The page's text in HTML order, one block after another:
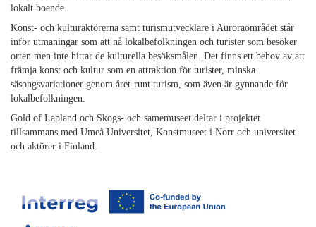
lokalt boende.
Konst- och kulturaktörerna samt turismutvecklare i Auroraområdet står
inför utmaningar som att nå lokalbefolkningen och turister som besöker
orten men inte hittar de kulturella besöksmålen. Det finns ett behov av att
främja konst och kultur som en attraktion för turister, minska
säsongsvariationer genom året-runt turism, som även är gynnande för
lokalbefolkningen.
Gold of Lapland och Skogs- och samemuseet deltar i projektet
tillsammans med Umeå Universitet, Konstmuseet i Norr och universitet
och aktörer i Finland.